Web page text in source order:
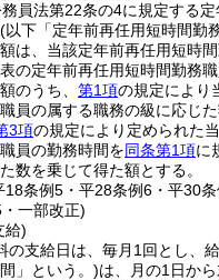
員法第22条の4に規定する
(以下「定年前再任用短時間勤
は、当該定年前再任用短時
の定年前再任用短時間勤務
のうち、 第1項の規定により
員の属する職務の級に応じた
3項の規定により定められた
員の勤務時間を同条第1項に
数を乗じて得た額とする。
18条例5・平28条例6・平30
一部改正)
給)
の支給日は、毎月1回とし、
間」という。)は、月の1日から